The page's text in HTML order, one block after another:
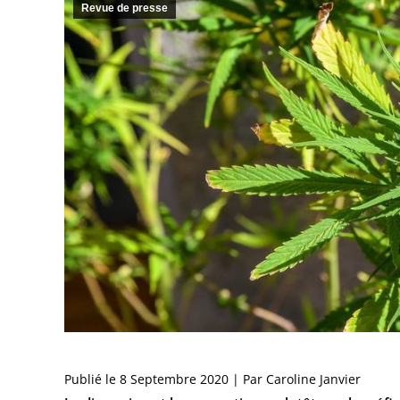
Revue de presse
Publié le 8 Septembre 2020 | Par Caroline Janvier